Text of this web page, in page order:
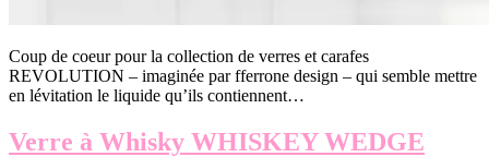
Coup de coeur pour la collection de verres et carafes
REVOLUTION – imaginée par fferrone design – qui semble mettre
en lévitation le liquide qu’ils contiennent…
Verre à Whisky WHISKEY WEDGE